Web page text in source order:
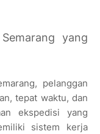
yang
pelanggan
tepat waktu, dan
ekspedisi yang
sistem kerja